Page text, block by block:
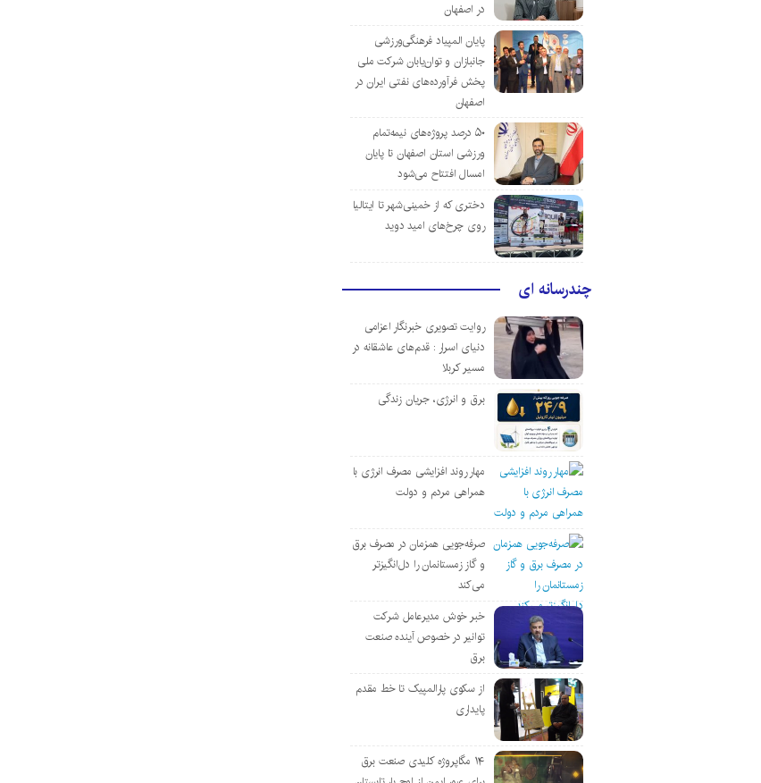
در اصفهان
پایان المپیاد فرهنگی‌ورزشی
جانبازان و توان‌یابان شرکت ملی
پخش فرآورده‌های نفتی ایران در
اصفهان
۵۰ درصد پروژه‌های نیمه‌تمام
ورزشی استان اصفهان تا پایان
امسال افتتاح می‌شود
دختری که از خمینی‌شهر تا ایتالیا
روی چرخ‌های امید دوید
چندرسانه ای
روایت تصویری خبرنگار اعزامی
دنیای اسرار : قدم‌های عاشقانه در
مسیر کربلا
برق و انرژی، جریان زندگی
مهار روند افزایشی مصرف انرژی با
همراهی مردم و دولت
صرفه‌جویی همزمان در مصرف برق
و گاز زمستانمان را دل‌انگیزتر
می‌کند
خبر خوش مدیرعامل شرکت
توانیر در خصوص آینده صنعت
برق
از سکوی پارالمپیک تا خط مقدم
پایداری
۱۴ مگاپروژه‌ کلیدی صنعت برق